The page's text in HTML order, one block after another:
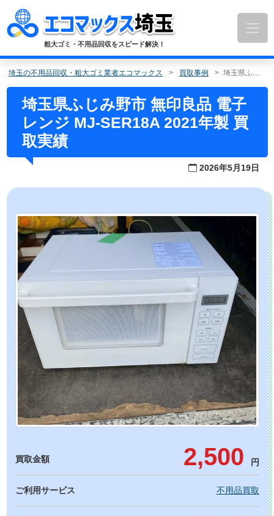
テ
ツ
粗大ゴミ・不用品回収をスピード解決！
埼玉の不用品回収・粗大ゴミ業者エコマックス 買取事例 埼玉県ふじみ野市 無印良品 電子レンジ MJ-SER18A 2021年製 買取実績
埼玉県ふじみ野市 無印良品 電子
レンジ MJ-SER18A 2021年製 買
取実績
2026年5月19日
買取金額 2,500 円
ご利用サービス 不用品買取